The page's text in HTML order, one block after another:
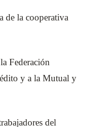
de la cooperativa
Federación
y a la Mutual y
del